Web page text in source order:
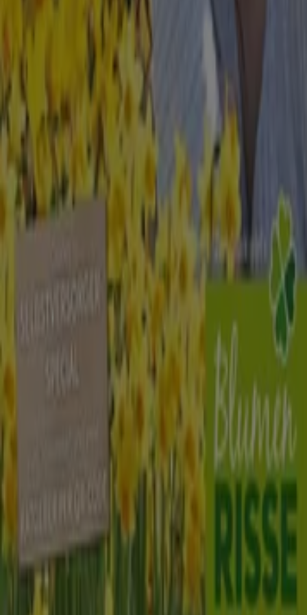
Kleine Brüdergasse 1, Dresden
Canon
Sporergasse 7, Dresden
83 m
GRAF VON FABER-CASTELL
Schloßstr. 3-5, Dresden
Andere Unternehmen der Kategorie
Baumärkte und Gartencenter in
Blumen Risse
Willkommen im Geschäft von
bei Tiendeo,
Angebote und
Kataloge
dieser renommierten Marke im Bereich
Baumärkte und
Gartencenterentdecken können. Unser physisches
Geschäft befindet sich in
Dresden , und
bietet Ihnen eine breite Auswahl an hochwertigen
Produkten, mit denen Sie während des gesamten
August 2026
sparen können.